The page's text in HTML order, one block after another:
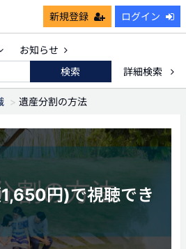
新規登録 ログイン
お知らせ
検索
詳細検索
遺産分割の方法
円)で視聴でき